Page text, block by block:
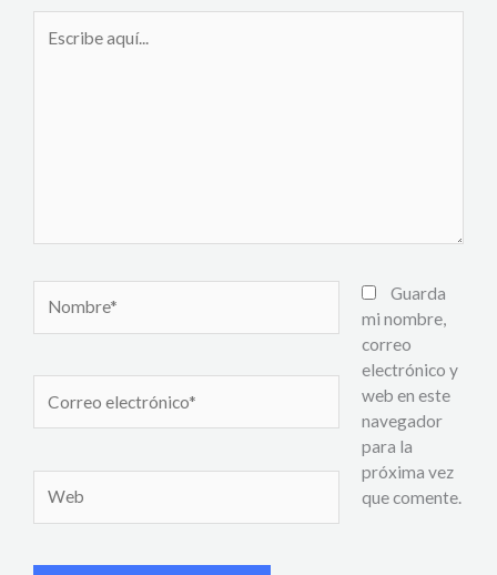
aquí...
electrónico*
Guarda
mi nombre,
correo
electrónico y
web en este
navegador
para la
próxima vez
que comente.